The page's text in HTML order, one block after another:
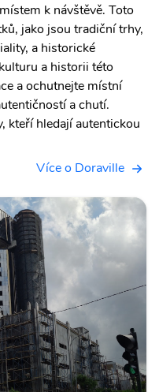
k návštěvě. Toto
jako jsou tradiční trhy,
a historické
a historii této
a ochutnejte místní
a chutí.
kteří hledají autentickou
Více o Doraville